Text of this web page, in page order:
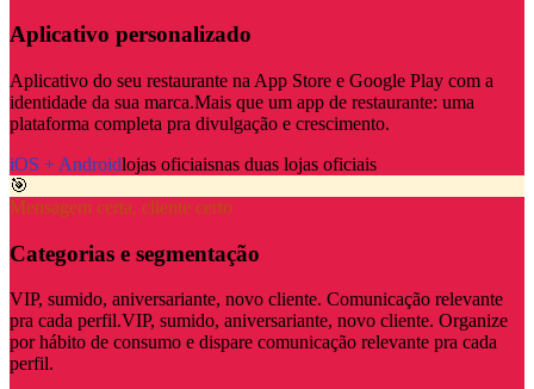
Aplicativo personalizado
Aplicativo do seu restaurante na App Store e Google Play com a
identidade da sua marca.Mais que um app de restaurante: uma
plataforma completa pra divulgação e crescimento.
iOS + Androidlojas oficiaisnas duas lojas oficiais
🎯
Mensagem certa, cliente certo
Categorias e segmentação
VIP, sumido, aniversariante, novo cliente. Comunicação relevante
pra cada perfil.VIP, sumido, aniversariante, novo cliente. Organize
por hábito de consumo e dispare comunicação relevante pra cada
perfil.